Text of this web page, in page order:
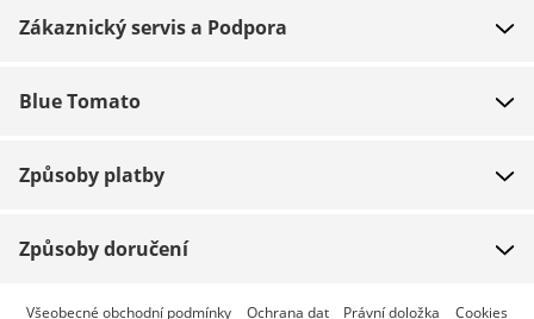
Zákaznický servis a Podpora
Platba
Navrácení zboží
Blue Tomato
Práce
Způsoby platby
Způsoby doručení
Expresní doručení je dostupné
Všeobecné obchodní podmínky Ochrana dat Právní doložka Cookies